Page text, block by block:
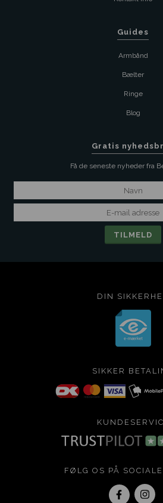
Guides
Armbånd
Bælter
Ringe
Blog
Gratis
Få de seneste nyheder fra
DIN
SIKKER
FØLG OS PÅ